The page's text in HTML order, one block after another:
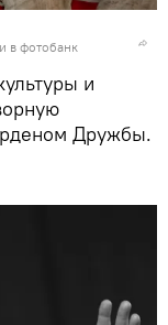
в фотобанк
и
Дружбы.